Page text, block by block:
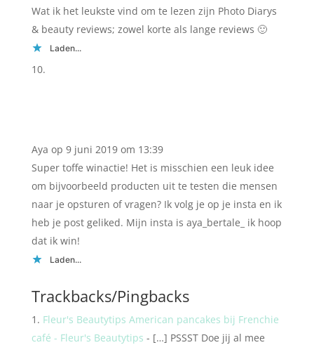
Wat ik het leukste vind om te lezen zijn Photo Diarys
& beauty reviews; zowel korte als lange reviews 🙂
Laden...
Aya op 9 juni 2019 om 13:39
Super toffe winactie! Het is misschien een leuk idee
om bijvoorbeeld producten uit te testen die mensen
naar je opsturen of vragen? Ik volg je op je insta en ik
heb je post geliked. Mijn insta is aya_bertale_ ik hoop
dat ik win!
Laden...
Trackbacks/Pingbacks
Fleur's Beautytips American pancakes bij Frenchie
café - Fleur's Beautytips - […] PSSST Doe jij al mee